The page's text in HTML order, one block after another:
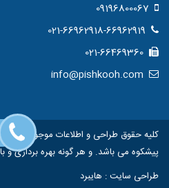
کلیه حقوق طراحی و اطلاعات موجود در این
پیشکوه می باشد. و هر گونه بهره برداری و
طراحی سایت: هایبرد